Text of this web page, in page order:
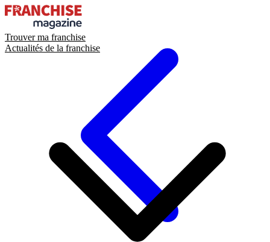
Trouver ma franchise
Actualités de la franchise